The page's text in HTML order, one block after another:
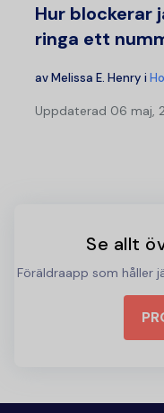
Hur blockerar
ringa ett
avMelissa E. Henry i
Uppdaterad 06 maj,
Se allt
Föräldraapp som håller